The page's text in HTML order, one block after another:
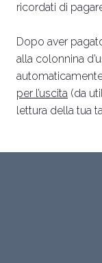
ricordati di
Dopo aver
alla colonnina
per l’uscita (da
lettura della tua